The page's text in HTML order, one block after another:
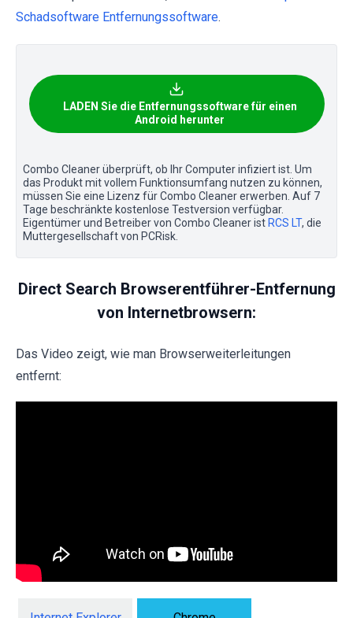
Schadsoftware Entfernungssoftware.
LADEN Sie die Entfernungssoftware für einen
Android herunter
Combo Cleaner überprüft, ob Ihr Computer infiziert ist. Um
das Produkt mit vollem Funktionsumfang nutzen zu können,
müssen Sie eine Lizenz für Combo Cleaner erwerben. Auf 7
Tage beschränkte kostenlose Testversion verfügbar.
Eigentümer und Betreiber von Combo Cleaner ist RCS LT, die
Muttergesellschaft von PCRisk.
Direct Search Browserentführer-Entfernung
von Internetbrowsern:
Das Video zeigt, wie man Browserweiterleitungen
entfernt: